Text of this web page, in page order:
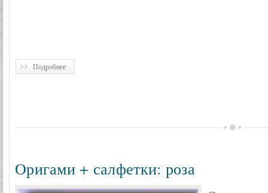
Подробнее
Оригами + салфетки: роза